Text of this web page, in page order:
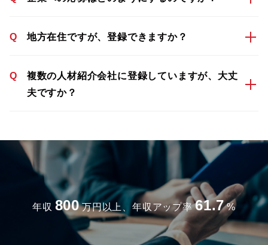
Q 地方在住ですが、登録できますか？
Q
複数の人材紹介会社に登録していますが、大丈
夫ですか？
年収 800 万円以上、年収アップ率 61.7 %